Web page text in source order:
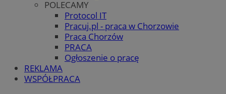
POLECAMY
Protocol IT
Pracuj.pl - praca w Chorzowie
Praca Chorzów
PRACA
Ogłoszenie o pracę
REKLAMA
WSPÓŁPRACA